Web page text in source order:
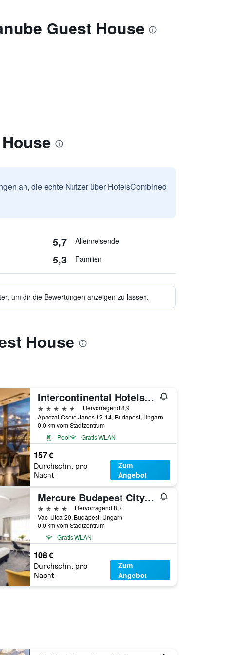
Guest House
an, die echte Nutzer über HotelsCombined
5,7 Alleinreisende
5,3 Familien
um dir die Bewertungen anzeigen zu lassen.
House
Intercontinental Hotels Budapest By IHG
5 Sterne
Hervorragend 8,9
Apaczai Csere Janos 12-14, Budapest, Ungarn
0,0 km vom Stadtzentrum
Pool
Gratis WLAN
157 €
Durchschn. pro
Nacht
Zum
Angebot
Mercure Budapest City Center Hotel
4 Sterne
Hervorragend 8,7
Vaci Utca 20, Budapest, Ungarn
0,0 km vom Stadtzentrum
Gratis WLAN
108 €
Durchschn. pro
Nacht
Zum
Angebot